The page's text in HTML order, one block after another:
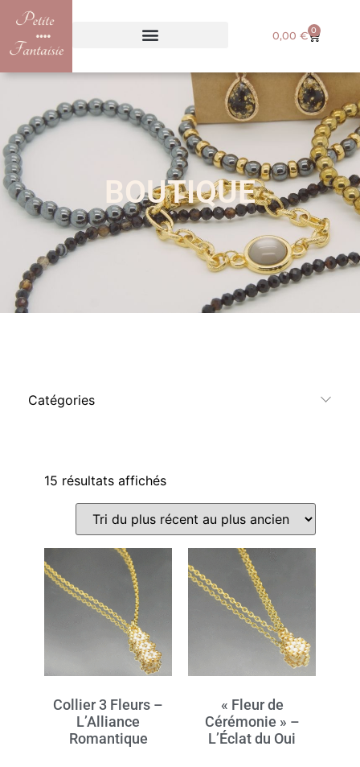
0,00 € 0
BOUTIQUE
Catégories
15 résultats affichés
Collier 3 Fleurs –
L’Alliance
Romantique
« Fleur de
Cérémonie » –
L’Éclat du Oui